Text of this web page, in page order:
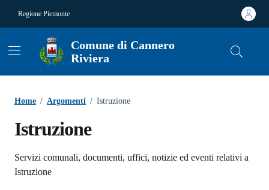
Regione Piemonte
Comune di Cannero
Riviera
Home / Argomenti / Istruzione
Istruzione
Dettagli dell'argomento
Servizi comunali, documenti, uffici, notizie ed eventi relativi a
Istruzione